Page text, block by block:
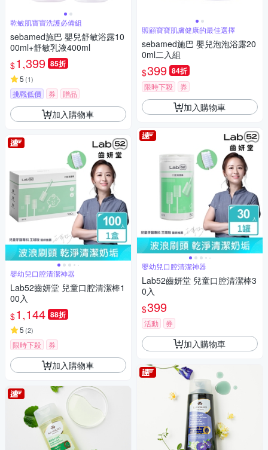
乾敏肌寶寶洗護必備組
sebamed施巴 嬰兒舒敏浴露10
00ml+舒敏乳液400ml
$1,399 85折
5 (1)
挑戰低價 券 贈品
加入購物車
嬰幼兒口腔清潔神器
Lab52齒妍堂 兒童口腔清潔棒1
00入
$1,144 88折
5 (2)
限時下殺 券
加入購物車
照顧寶寶肌膚健康的最佳選擇
sebamed施巴 嬰兒泡泡浴露20
0ml二入組
$399 84折
限時下殺 券
加入購物車
嬰幼兒口腔清潔神器
Lab52齒妍堂 兒童口腔清潔棒3
0入
$399
活動 券
加入購物車